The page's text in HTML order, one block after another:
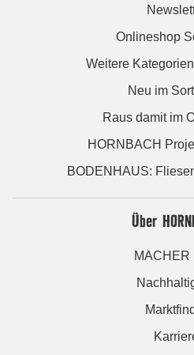
Onlineshop
Weitere
Neu im
Raus damit im
HORNBACH
BODENHAUS:
Über
MACHER